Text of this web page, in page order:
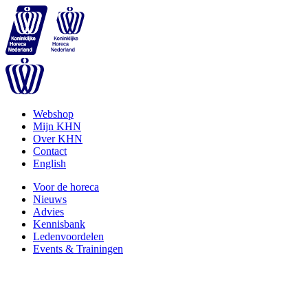
Webshop
Mijn KHN
Over KHN
Contact
English
Voor de horeca
Nieuws
Advies
Kennisbank
Ledenvoordelen
Events & Trainingen